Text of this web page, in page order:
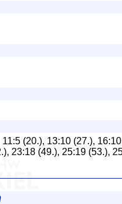
(20.), 13:10 (27.),
23:18 (49.), 25:19 (53.),